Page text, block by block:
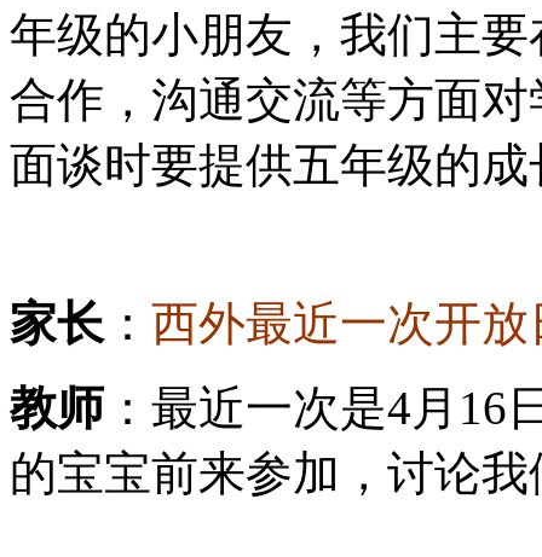
年级的小朋友，我们主
合作，沟通交流等方面
面谈时要提供五年级的
家长 ： 西外最近一次开
教师 ：最近一次是4月16
的宝宝前来参加，讨论